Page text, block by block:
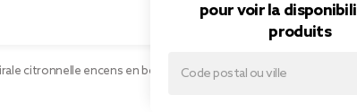
pour voir la
produits
citronnelle encens en bois d'agar Ø22cm (3 modèles)